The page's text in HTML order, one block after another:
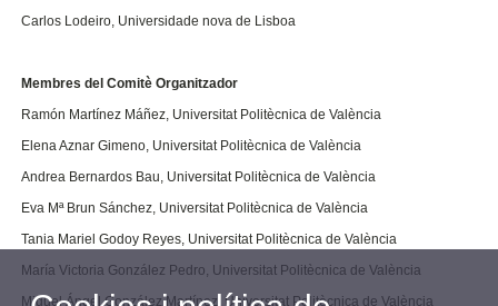
Carlos Lodeiro, Universidade nova de Lisboa
Membres del Comitè Organitzador
Ramón Martínez Máñez, Universitat Politècnica de València
Elena Aznar Gimeno, Universitat Politècnica de València
Andrea Bernardos Bau, Universitat Politècnica de València
Eva Mª Brun Sánchez, Universitat Politècnica de València
Tania Mariel Godoy Reyes, Universitat Politècnica de València
María Victoria González Pedro, Universitat Politècnica de València
Miguel Ángel González Martínez, Universitat Politècnica de València